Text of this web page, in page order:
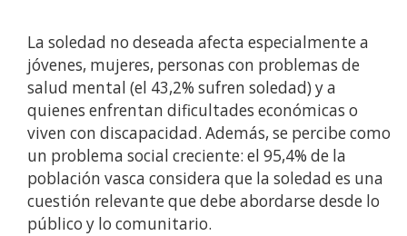
La soledad no deseada afecta especialmente a
jóvenes, mujeres, personas con problemas de
salud mental (el 43,2% sufren soledad) y a
quienes enfrentan dificultades económicas o
viven con discapacidad. Además, se percibe como
un problema social creciente: el 95,4% de la
población vasca considera que la soledad es una
cuestión relevante que debe abordarse desde lo
público y lo comunitario.